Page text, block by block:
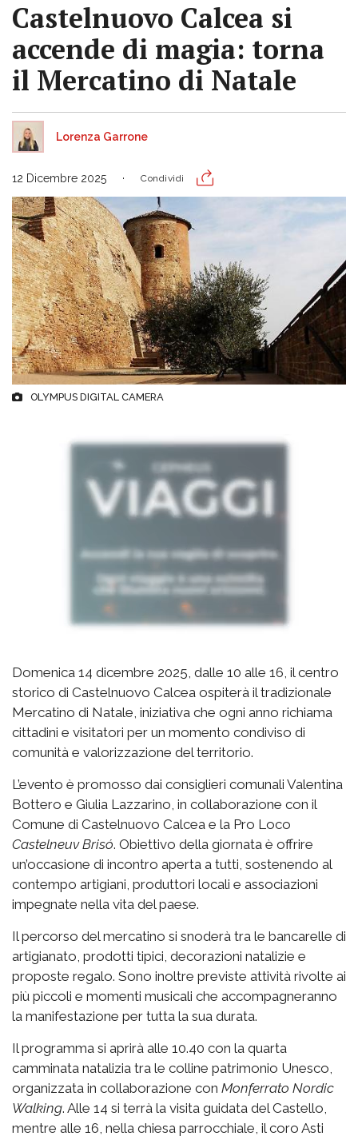
Castelnuovo Calcea si
accende di magia: torna
il Mercatino di Natale
Lorenza Garrone
12 Dicembre 2025 Condividi
OLYMPUS DIGITAL CAMERA
Domenica 14 dicembre 2025, dalle 10 alle 16, il centro
storico di Castelnuovo Calcea ospiterà il tradizionale
Mercatino di Natale, iniziativa che ogni anno richiama
cittadini e visitatori per un momento condiviso di
comunità e valorizzazione del territorio.
L’evento è promosso dai consiglieri comunali Valentina
Bottero e Giulia Lazzarino, in collaborazione con il
Comune di Castelnuovo Calcea e la Pro Loco
Castelneuv Brisó. Obiettivo della giornata è offrire
un’occasione di incontro aperta a tutti, sostenendo al
contempo artigiani, produttori locali e associazioni
impegnate nella vita del paese.
Il percorso del mercatino si snoderà tra le bancarelle di
artigianato, prodotti tipici, decorazioni natalizie e
proposte regalo. Sono inoltre previste attività rivolte ai
più piccoli e momenti musicali che accompagneranno
la manifestazione per tutta la sua durata.
Il programma si aprirà alle 10.40 con la quarta
camminata natalizia tra le colline patrimonio Unesco,
organizzata in collaborazione con Monferrato Nordic
Walking. Alle 14 si terrà la visita guidata del Castello,
mentre alle 16, nella chiesa parrocchiale, il coro Asti